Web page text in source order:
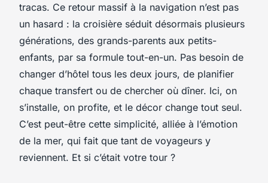
tracas. Ce retour massif à la navigation n’est pas
un hasard : la croisière séduit désormais plusieurs
générations, des grands-parents aux petits-
enfants, par sa formule tout-en-un. Pas besoin de
changer d’hôtel tous les deux jours, de planifier
chaque transfert ou de chercher où dîner. Ici, on
s’installe, on profite, et le décor change tout seul.
C’est peut-être cette simplicité, alliée à l’émotion
de la mer, qui fait que tant de voyageurs y
reviennent. Et si c’était votre tour ?